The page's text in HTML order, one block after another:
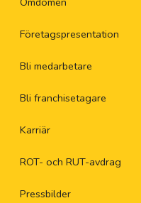
Företagspresentation
Bli medarbetare
Bli franchisetagare
Karriär
ROT- och RUT-avdrag
Pressbilder